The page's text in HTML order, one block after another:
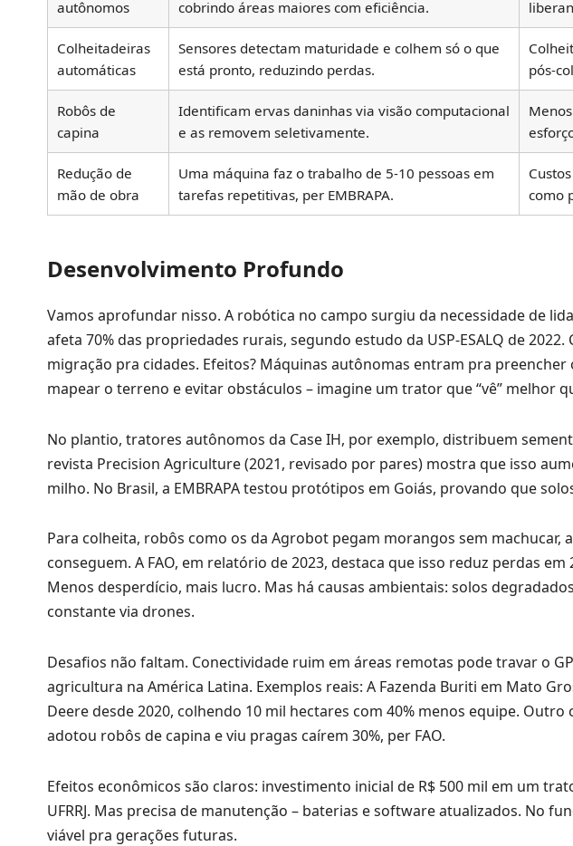
autônomos
cobrindo áreas maiores com eficiência.
Colheitadeiras
automáticas
Sensores detectam maturidade e colhem só o que
está pronto, reduzindo perdas.
pós-
Robôs de
capina
Identificam ervas daninhas via visão computacional
e as removem seletivamente.
Redução de
mão de obra
Uma máquina faz o trabalho de 5-10 pessoas em
tarefas repetitivas, per EMBRAPA.
como
Desenvolvimento Profundo
Vamos aprofundar nisso. A robótica no campo surgiu da necessidade de
afeta 70% das propriedades rurais, segundo estudo da USP-ESALQ de
migração pra cidades. Efeitos? Máquinas autônomas entram pra preencher
mapear o terreno e evitar obstáculos – imagine um trator que “vê” melhor
No plantio, tratores autônomos da Case IH, por exemplo, distribuem
revista Precision Agriculture (2021, revisado por pares) mostra que isso
milho. No Brasil, a EMBRAPA testou protótipos em Goiás, provando que
Para colheita, robôs como os da Agrobot pegam morangos sem machucar,
conseguem. A FAO, em relatório de 2023, destaca que isso reduz perdas
Menos desperdício, mais lucro. Mas há causas ambientais: solos
constante via drones.
Desafios não faltam. Conectividade ruim em áreas remotas pode travar o
agricultura na América Latina. Exemplos reais: A Fazenda Buriti em Mato
Deere desde 2020, colhendo 10 mil hectares com 40% menos equipe. Outro
adotou robôs de capina e viu pragas caírem 30%, per FAO.
Efeitos econômicos são claros: investimento inicial de R$ 500 mil em um
UFRRJ. Mas precisa de manutenção – baterias e software atualizados. No
viável pra gerações futuras.